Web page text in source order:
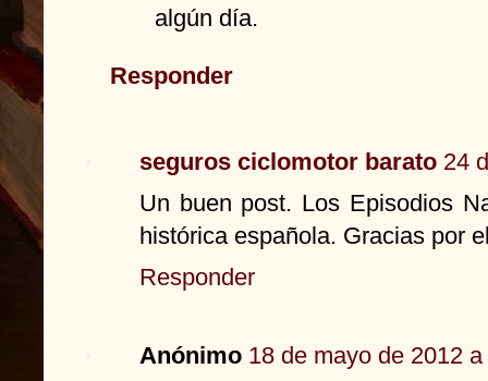
algún día.
Responder
seguros ciclomotor barato 24
Un buen post. Los Episodios
histórica española. Gracias por
Responder
Anónimo 18 de mayo de 2012